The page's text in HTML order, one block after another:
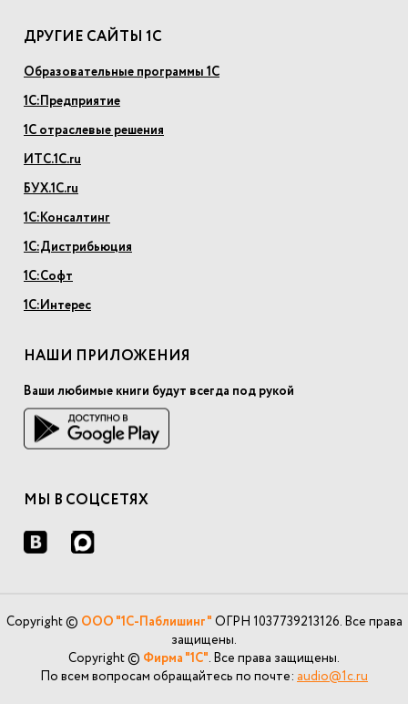
ДРУГИЕ САЙТЫ 1С
Образовательные программы 1С
1С:Предприятие
1С отраслевые решения
ИТС.1С.ru
БУХ.1С.ru
1С:Консалтинг
1С:Дистрибьюция
1С:Софт
1С:Интерес
НАШИ ПРИЛОЖЕНИЯ
Ваши любимые книги будут всегда под рукой
МЫ В СОЦСЕТЯХ
Copyright © ООО "1С-Паблишинг" ОГРН 1037739213126. Все права
защищены.
Copyright © Фирма "1С". Все права защищены.
По всем вопросам обращайтесь по почте: audio@1c.ru